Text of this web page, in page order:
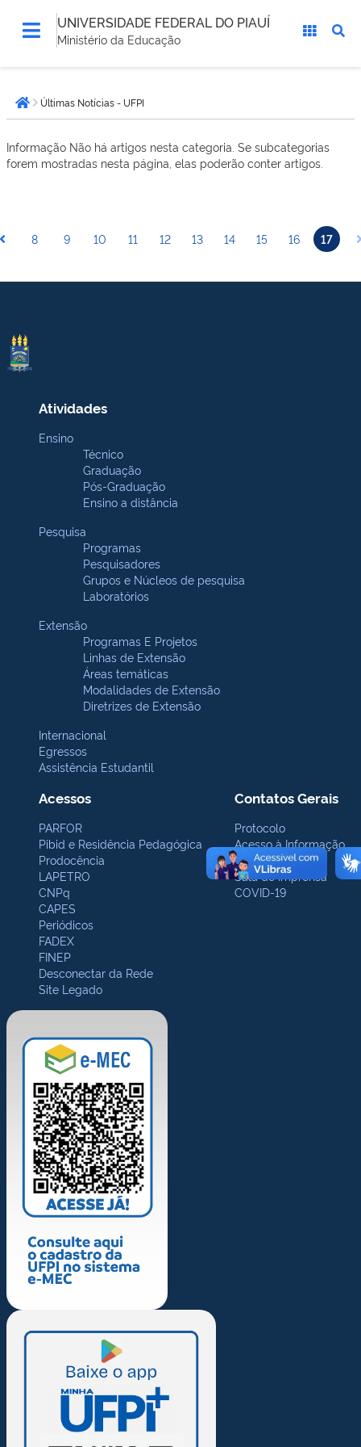
UNIVERSIDADE FEDERAL DO PIAUÍ
Ministério da Educação
está
aqui:Página inicial
Últimas Notícias - UFPI
Informação Não há artigos nesta categoria. Se subcategorias
forem mostradas nesta página, elas poderão conter artigos.
8 9 10 11 12 13 14 15 16 17
Atividades
Ensino
Técnico
Graduação
Pós-Graduação
Ensino a distância
Pesquisa
Programas
Pesquisadores
Grupos e Núcleos de pesquisa
Laboratórios
Extensão
Programas E Projetos
Linhas de Extensão
Áreas temáticas
Modalidades de Extensão
Diretrizes de Extensão
Internacional
Egressos
Assistência Estudantil
Acessos
PARFOR
Pibid e Residência Pedagógica
Prodocência
LAPETRO
CNPq
CAPES
Periódicos
FADEX
FINEP
Desconectar da Rede
Site Legado
Contatos Gerais
Protocolo
Acesso à Informação
Ouvidoria
Sala de Imprensa
COVID-19